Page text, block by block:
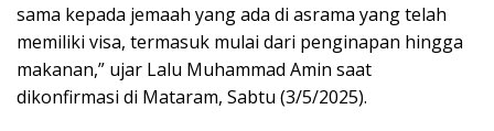
sama kepada jemaah yang ada di asrama yang telah
memiliki visa, termasuk mulai dari penginapan hingga
makanan,” ujar Lalu Muhammad Amin saat
dikonfirmasi di Mataram, Sabtu (3/5/2025).